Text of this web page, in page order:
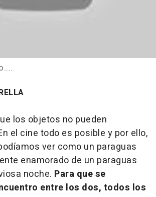
los objetos no pueden
el cine todo es posible y por ello,
ver como un paraguas
enamorado de un paraguas
noche. Para que se
entre los dos, todos los